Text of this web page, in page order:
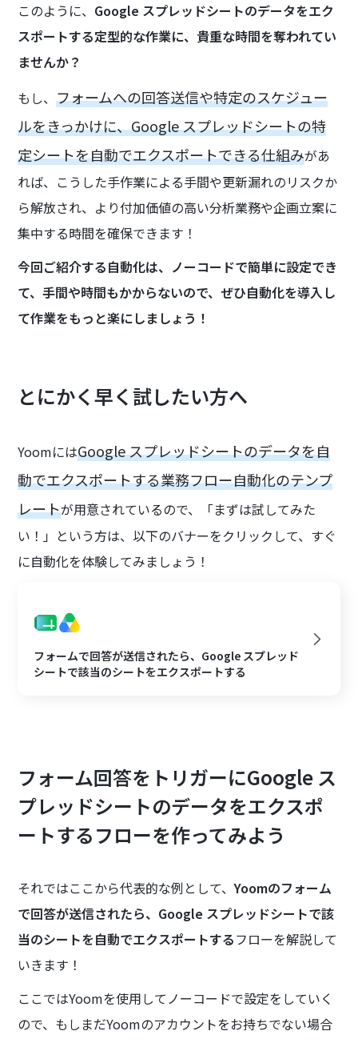
このように、 Google スプレッドシートのデータをエク
スポートする定型的な作業に、貴重な時間を奪われてい
ませんか？
もし、フォームへの回答送信や特定のスケジュー
ルをきっかけに、Google スプレッドシートの特
定シートを自動でエクスポートできる仕組みがあ
れば、こうした手作業による手間や更新漏れのリスクか
ら解放され、より付加価値の高い分析業務や企画立案に
集中する時間を確保できます！
今回ご紹介する自動化は、ノーコードで簡単に設定でき
て、手間や時間もかからないので、ぜひ自動化を導入し
て作業をもっと楽にしましょう！
とにかく早く試したい方へ
YoomにはGoogle スプレッドシートのデータを自
動でエクスポートする業務フロー自動化のテンプ
レートが用意されているので、「まずは試してみた
い！」という方は、以下のバナーをクリックして、すぐ
に自動化を体験してみましょう！
フォームで回答が送信されたら、Google スプレッド
シートで該当のシートをエクスポートする
フォーム回答をトリガーにGoogle ス
プレッドシートのデータをエクスポ
ートするフローを作ってみよう
それではここから代表的な例として、Yoomのフォーム
で回答が送信されたら、Google スプレッドシートで該
当のシートを自動でエクスポートするフローを解説して
いきます！
ここではYoomを使用してノーコードで設定をしていく
ので、もしまだYoomのアカウントをお持ちでない場合